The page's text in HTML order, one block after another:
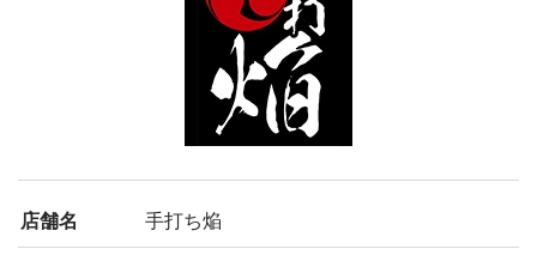
店舗名 手打ち焔